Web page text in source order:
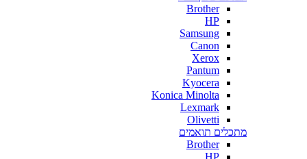
Brother
HP
Samsung
Canon
Xerox
Pantum
Kyocera
Konica Minolta
Lexmark
Olivetti
מתכלים תואמים
Brother
HP